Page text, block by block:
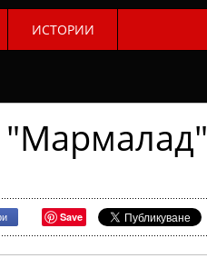
ИСТОРИИ
"Мармалад"
Save